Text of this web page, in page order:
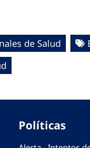
de Salud
Políticas